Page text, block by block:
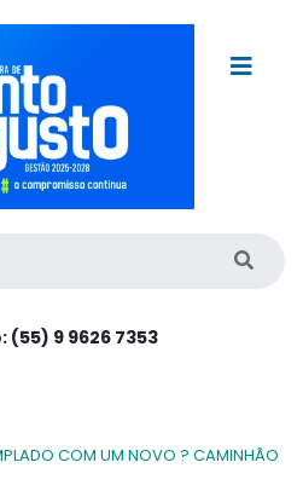
9 9626 7353
COM UM NOVO ? CAMINHÃO